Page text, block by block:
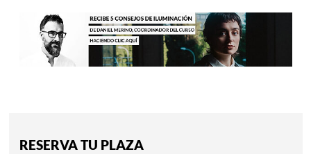
RESERVA TU PLAZA